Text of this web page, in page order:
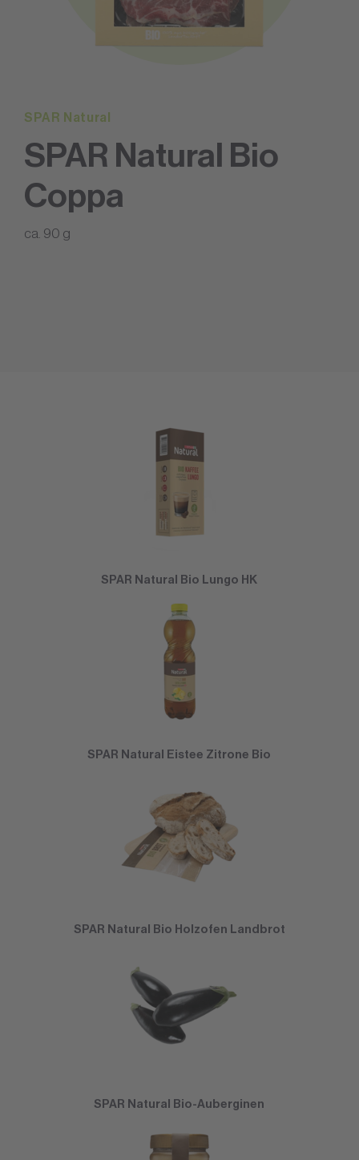
SPAR Natural
SPAR Natural Bio
Coppa
ca. 90 g
SPAR Natural Bio Lungo HK
SPAR Natural Eistee Zitrone Bio
SPAR Natural Bio Holzofen Landbrot
SPAR Natural Bio-Auberginen